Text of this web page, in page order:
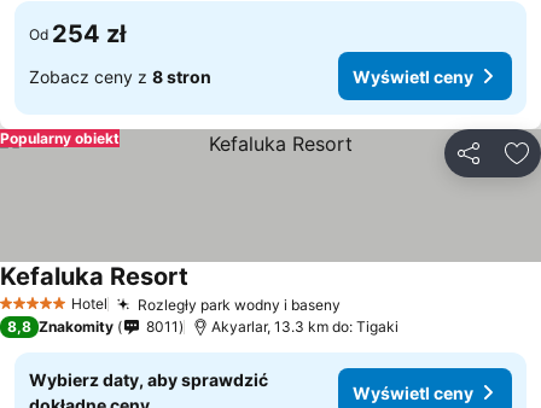
Od 254 zł
Zobacz ceny z 8 stron Wyświetl ceny
Popularny obiekt
5 KategoriaHotel Rozległy park wodny i baseny
Kefaluka Resort
8,8 Znakomity 8011 Akyarlar, 13.3 km do: Tigaki
Wybierz daty, aby sprawdzić
Wyświetl ceny